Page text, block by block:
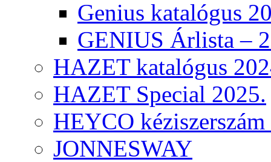
Genius katalógus
GENIUS Árlista –
HAZET katalógus
HAZET Special 2025.
HEYCO
JONNESWAY